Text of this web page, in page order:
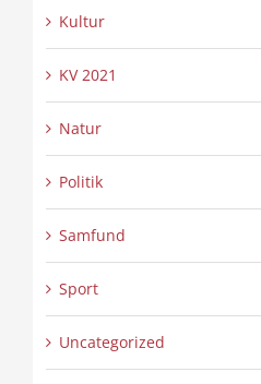
Kultur
KV 2021
Natur
Politik
Samfund
Sport
Uncategorized